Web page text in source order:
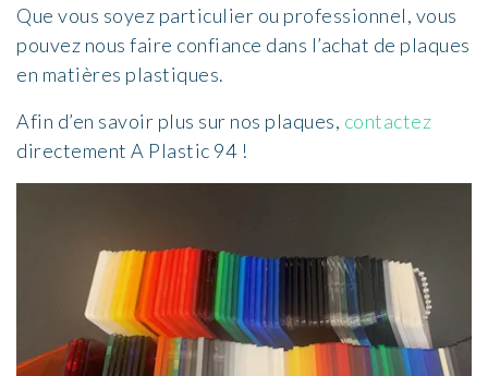
Que vous soyez particulier ou professionnel, vous
pouvez nous faire confiance dans l’achat de plaques
en matières plastiques.
Afin d’en savoir plus sur nos plaques, contactez
directement A Plastic 94!